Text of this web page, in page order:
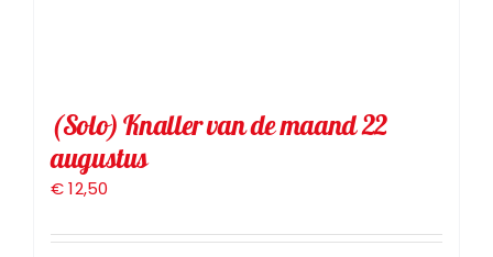
(Solo) Knaller van de maand 22
augustus
€12,50